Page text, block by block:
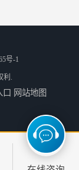
脸盆冷热水龙头批发商 水龙头冷热洗脸盆池 全城配送
号-1
.
口 网站地图